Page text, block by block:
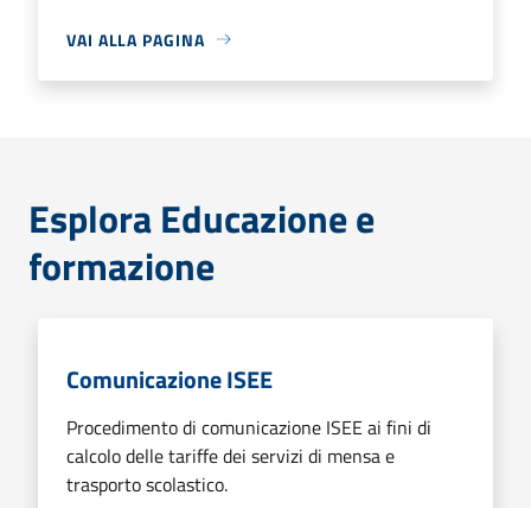
VAI ALLA PAGINA
Esplora Educazione e
formazione
Comunicazione ISEE
Procedimento di comunicazione ISEE ai fini di
calcolo delle tariffe dei servizi di mensa e
trasporto scolastico.